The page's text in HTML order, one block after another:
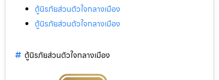
ตู้นิรภัยส่วนตัวใจกลางเมือง
ตู้นิรภัยส่วนตัวใจกลางเมือง
ตู้นิรภัยส่วนตัวใจกลางเมือง